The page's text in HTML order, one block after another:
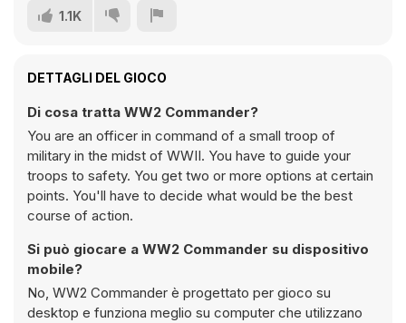
Gioca comunque.
1.1K
DETTAGLI DEL GIOCO
Di cosa tratta WW2 Commander?
You are an officer in command of a small troop of
military in the midst of WWII. You have to guide your
troops to safety. You get two or more options at certain
points. You'll have to decide what would be the best
course of action.
Si può giocare a WW2 Commander su dispositivo
mobile?
No, WW2 Commander è progettato per gioco su
desktop e funziona meglio su computer che utilizzano